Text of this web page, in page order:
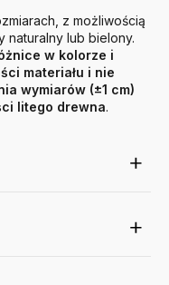
z możliwością
naturalny lub bielony.
w kolorze i
materiału i nie
wymiarów (±1 cm)
litego drewna.